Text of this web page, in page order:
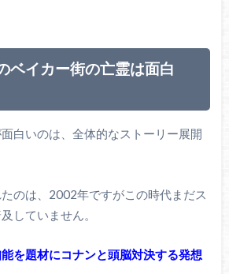
ベイカー街の亡霊は面白
白いのは、全体的なストーリー展開
のは、2002年ですがこの時代まだス
していません。
能を題材にコナンと頭脳対決する発想